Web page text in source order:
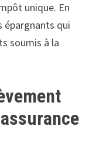
unique. En
épargnants qui
soumis à la